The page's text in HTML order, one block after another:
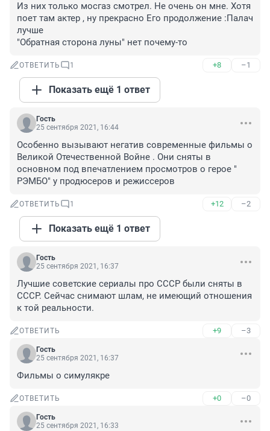
Из них только мосгаз смотрел. Не очень он мне. Хотя
поет там актер , ну прекрасно Его продолжение :Палач
лучше
"Обратная сторона луны" нет почему-то
ОТВЕТИТЬ 1 +8 –1
Показать ещё 1 ответ
Гость
25 сентября 2021, 16:44
Особенно вызывают негатив современные фильмы о
Великой Отечественной Войне . Они сняты в
основном под впечатлением просмотров о герое "
РЭМБО" у продюсеров и режиссеров
ОТВЕТИТЬ 1 +12 –2
Показать ещё 1 ответ
Гость
25 сентября 2021, 16:37
Лучшие советские сериалы про СССР были сняты в
СССР. Сейчас снимают шлам, не имеющий отношения
к той реальности.
ОТВЕТИТЬ +9 –3
Гость
25 сентября 2021, 16:37
Фильмы о симулякре
ОТВЕТИТЬ +0 –0
Гость
25 сентября 2021, 16:33